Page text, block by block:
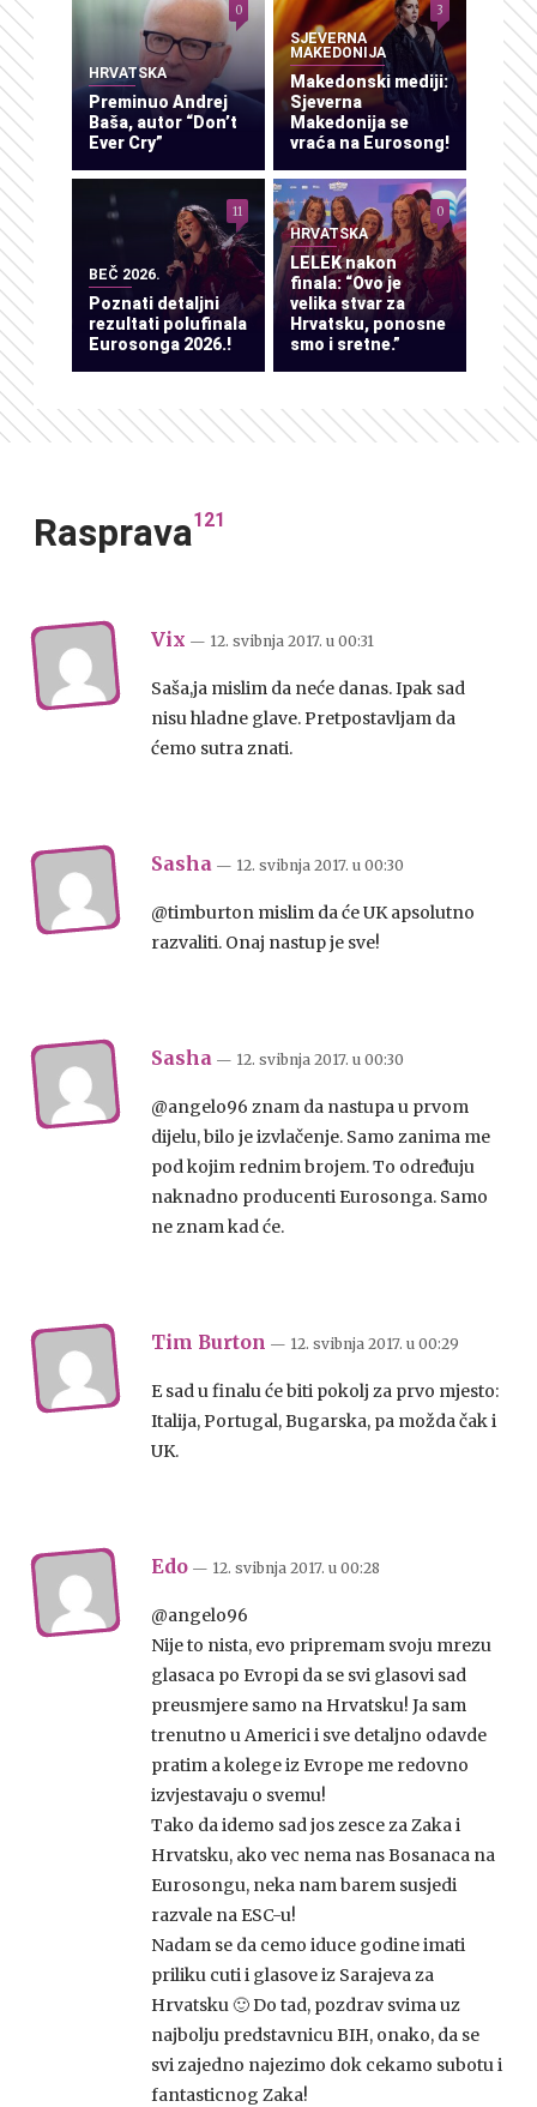
HRVATSKA
Preminuo Andrej
Baša, autor “Don’t
Ever Cry”
0
SJEVERNA
MAKEDONIJA
Makedonski mediji:
Sjeverna
Makedonija se
vraća na Eurosong!
3
BEČ 2026.
Poznati detaljni
rezultati polufinala
Eurosonga 2026.!
11
HRVATSKA
LELEK nakon
finala: “Ovo je
velika stvar za
Hrvatsku, ponosne
smo i sretne.”
0
Rasprava121
Vix — 12. svibnja 2017. u 00:31
Saša,ja mislim da neće danas. Ipak sad
nisu hladne glave. Pretpostavljam da
ćemo sutra znati.
Sasha — 12. svibnja 2017. u 00:30
@timburton mislim da će UK apsolutno
razvaliti. Onaj nastup je sve!
Sasha — 12. svibnja 2017. u 00:30
@angelo96 znam da nastupa u prvom
dijelu, bilo je izvlačenje. Samo zanima me
pod kojim rednim brojem. To određuju
naknadno producenti Eurosonga. Samo
ne znam kad će.
Tim Burton — 12. svibnja 2017. u 00:29
E sad u finalu će biti pokolj za prvo mjesto:
Italija, Portugal, Bugarska, pa možda čak i
UK.
Edo — 12. svibnja 2017. u 00:28
@angelo96
Nije to nista, evo pripremam svoju mrezu
glasaca po Evropi da se svi glasovi sad
preusmjere samo na Hrvatsku! Ja sam
trenutno u Americi i sve detaljno odavde
pratim a kolege iz Evrope me redovno
izvjestavaju o svemu!
Tako da idemo sad jos zesce za Zaka i
Hrvatsku, ako vec nema nas Bosanaca na
Eurosongu, neka nam barem susjedi
razvale na ESC-u!
Nadam se da cemo iduce godine imati
priliku cuti i glasove iz Sarajeva za
Hrvatsku 🙂 Do tad, pozdrav svima uz
najbolju predstavnicu BIH, onako, da se
svi zajedno najezimo dok cekamo subotu i
fantasticnog Zaka!